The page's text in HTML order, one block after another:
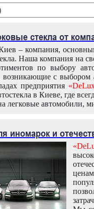
стекла от
– компания,
Наша компания на
по выбору
с выбором
предприятия
в Киеве, где
легковые автомобили,
иномарок и